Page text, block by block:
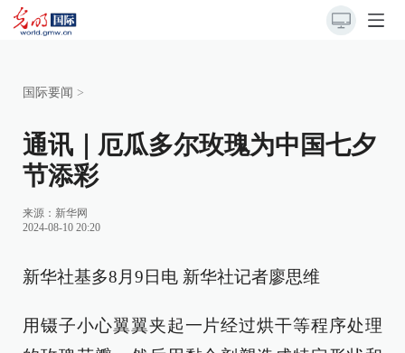
国际要闻 >
通讯｜厄瓜多尔玫瑰为中国七夕
节添彩
来源： 新华网
2024-08-10 20:20
新华社基多8月9日电 新华社记者廖思维
用镊子小心翼翼夹起一片经过烘干等程序处理